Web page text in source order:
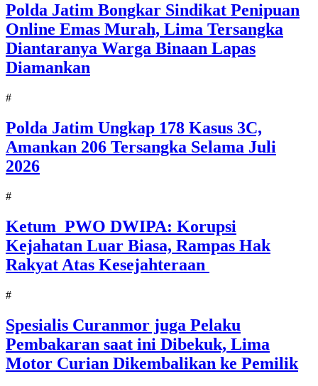
Polda Jatim Bongkar Sindikat Penipuan
Online Emas Murah, Lima Tersangka
Diantaranya Warga Binaan Lapas
Diamankan
#
Polda Jatim Ungkap 178 Kasus 3C,
Amankan 206 Tersangka Selama Juli
2026
#
Ketum PWO DWIPA: Korupsi
Kejahatan Luar Biasa, Rampas Hak
Rakyat Atas Kesejahteraan
#
Spesialis Curanmor juga Pelaku
Pembakaran saat ini Dibekuk, Lima
Motor Curian Dikembalikan ke Pemilik